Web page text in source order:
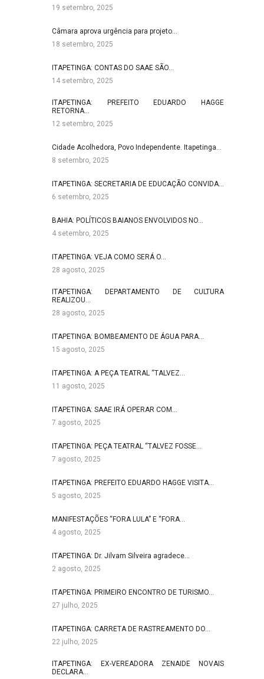
19 setembro, 2025
Câmara aprova urgência para projeto…
18 setembro, 2025
ITAPETINGA: CONTAS DO SAAE SÃO…
14 setembro, 2025
ITAPETINGA: PREFEITO EDUARDO HAGGE
RETORNA…
12 setembro, 2025
Cidade Acolhedora, Povo Independente. Itapetinga…
8 setembro, 2025
ITAPETINGA: SECRETARIA DE EDUCAÇÃO CONVIDA…
6 setembro, 2025
BAHIA: POLÍTICOS BAIANOS ENVOLVIDOS NO…
4 setembro, 2025
ITAPETINGA: VEJA COMO SERÁ O…
28 agosto, 2025
ITAPETINGA: DEPARTAMENTO DE CULTURA
REALIZOU…
28 agosto, 2025
ITAPETINGA: BOMBEAMENTO DE ÁGUA PARA…
15 agosto, 2025
ITAPETINGA: A PEÇA TEATRAL “TALVEZ…
11 agosto, 2025
ITAPETINGA: SAAE IRÁ OPERAR COM…
7 agosto, 2025
ITAPETINGA: PEÇA TEATRAL “TALVEZ FOSSE…
7 agosto, 2025
ITAPETINGA: PREFEITO EDUARDO HAGGE VISITA…
5 agosto, 2025
MANIFESTAÇÕES “FORA LULA” E “FORA…
4 agosto, 2025
ITAPETINGA: Dr. Jilvam Silveira agradece…
2 agosto, 2025
ITAPETINGA: PRIMEIRO ENCONTRO DE TURISMO…
27 julho, 2025
ITAPETINGA: CARRETA DE RASTREAMENTO DO…
22 julho, 2025
ITAPETINGA: EX-VEREADORA ZENAIDE NOVAIS
DECLARA…